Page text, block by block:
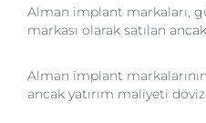
Alman implant markaları,
markası olarak satılan
Alman implant
ancak yatırım maliyeti